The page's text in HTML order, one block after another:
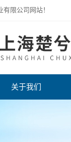
限公司网站！
关于我们